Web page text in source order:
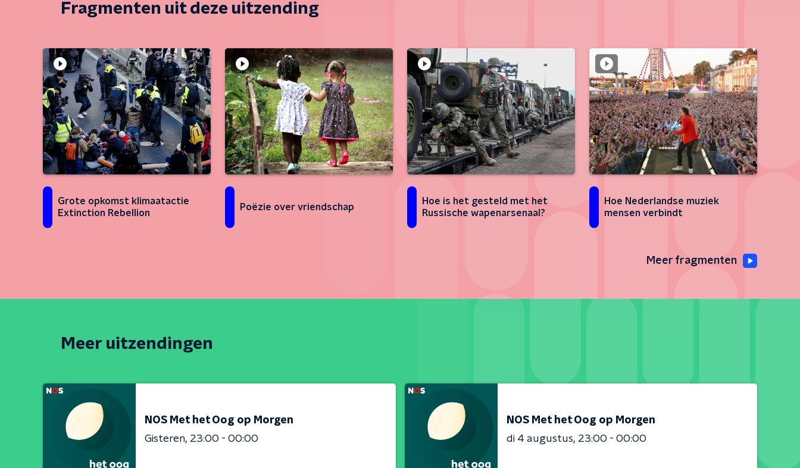
Fragmenten uit deze uitzending
Grote opkomst klimaatactie
Extinction Rebellion
Poëzie over vriendschap
Hoe is het gesteld met het
Russische wapenarsenaal?
Hoe Nederlandse muziek
mensen verbindt
Meer fragmenten
Meer uitzendingen
NOS Met het Oog op Morgen
Gisteren 23:00 - 00:00
NOS Met het Oog op Morgen
di 4 augustus 23:00 - 00:00